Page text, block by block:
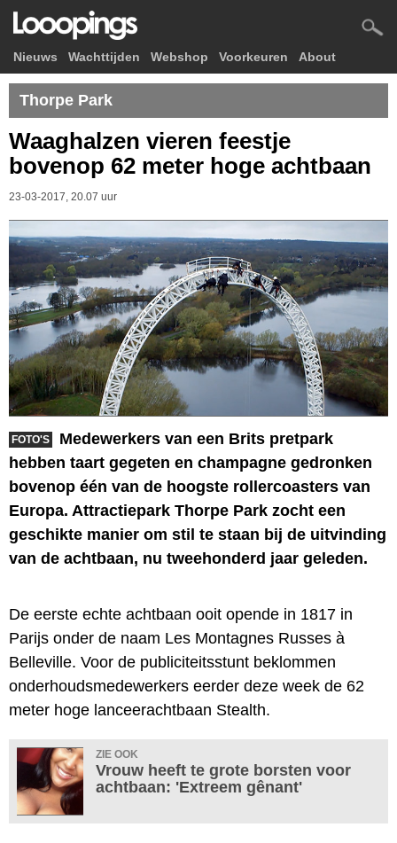
Nieuws Wachttijden Webshop Voorkeuren About
Thorpe Park
Waaghalzen vieren feestje
bovenop 62 meter hoge achtbaan
23-03-2017, 20.07 uur
FOTO'S
Medewerkers van een Brits pretpark
hebben taart gegeten en champagne gedronken
bovenop één van de hoogste rollercoasters van
Europa. Attractiepark Thorpe Park zocht een
geschikte manier om stil te staan bij de uitvinding
van de achtbaan, nu tweehonderd jaar geleden.
De eerste echte achtbaan ooit opende in 1817 in
Parijs onder de naam Les Montagnes Russes à
Belleville. Voor de publiciteitsstunt beklommen
onderhoudsmedewerkers eerder deze week de 62
meter hoge lanceerachtbaan Stealth.
ZIE OOK
Vrouw heeft te grote borsten voor
achtbaan: 'Extreem gênant'